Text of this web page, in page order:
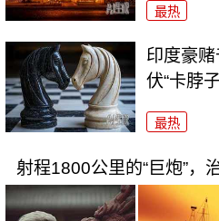
最热
印度豪
伏“卡脖子
最热
射程1800公里的“巨炮”，